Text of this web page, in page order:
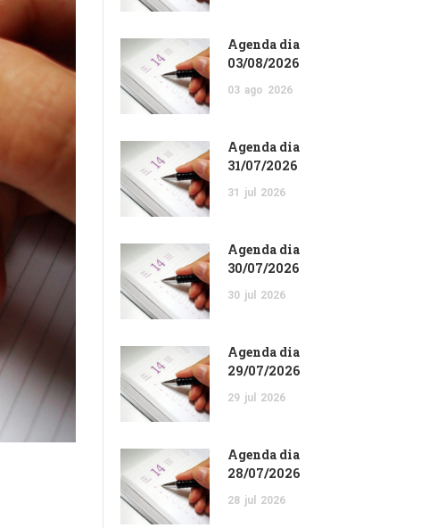
Agenda dia
03/08/2026
03 ago 2026
Agenda dia
31/07/2026
31 jul 2026
Agenda dia
30/07/2026
30 jul 2026
Agenda dia
29/07/2026
29 jul 2026
Agenda dia
28/07/2026
28 jul 2026